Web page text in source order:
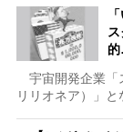
宇宙開発企業「
リリオネア）」